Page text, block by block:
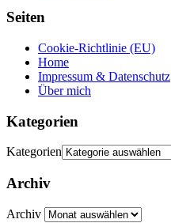
Seiten
Cookie-Richtlinie (EU)
Home
Impressum & Datenschutz
Über mich
Kategorien
Kategorien
Archiv
Archiv